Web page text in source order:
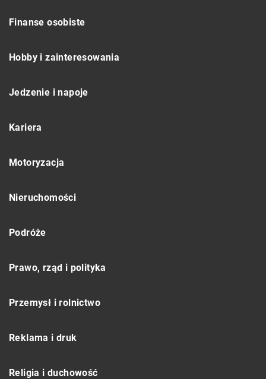
Finanse osobiste
Hobby i zainteresowania
Jedzenie i napoje
Kariera
Motoryzacja
Nieruchomości
Podróże
Prawo, rząd i polityka
Przemysł i rolnictwo
Reklama i druk
Religia i duchowość